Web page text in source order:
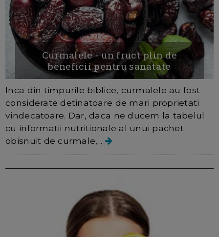
Curmalele - un fruct plin de
beneficii pentru sanatate
Inca din timpurile biblice, curmalele au fost
considerate detinatoare de mari proprietati
vindecatoare. Dar, daca ne ducem la tabelul
cu informatii nutritionale al unui pachet
obisnuit de curmale,...